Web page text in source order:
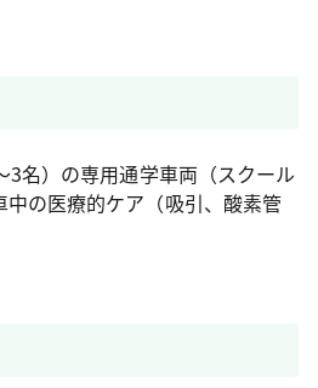
3名）の専用通学車両（スクール
の医療的ケア（吸引、酸素管